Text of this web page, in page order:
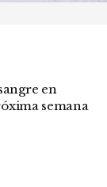
en
semana